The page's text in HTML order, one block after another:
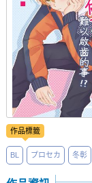
作品標籤
BL プロセカ 冬彰